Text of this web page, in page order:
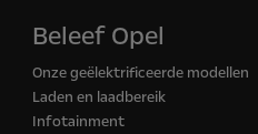
Beleef Opel
Onze geëlektrificeerde modellen
Laden en laadbereik
Infotainment